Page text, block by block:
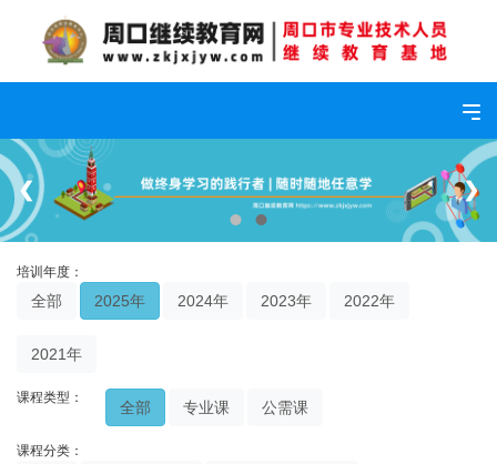
❮ ❯
培训年度：
全部 2025年 2024年 2023年 2022年
2021年
课程类型：
全部 专业课 公需课
课程分类：